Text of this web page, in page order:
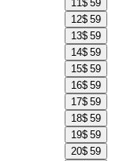
11$ 59
12$ 59
13$ 59
14$ 59
15$ 59
16$ 59
17$ 59
18$ 59
19$ 59
20$ 59